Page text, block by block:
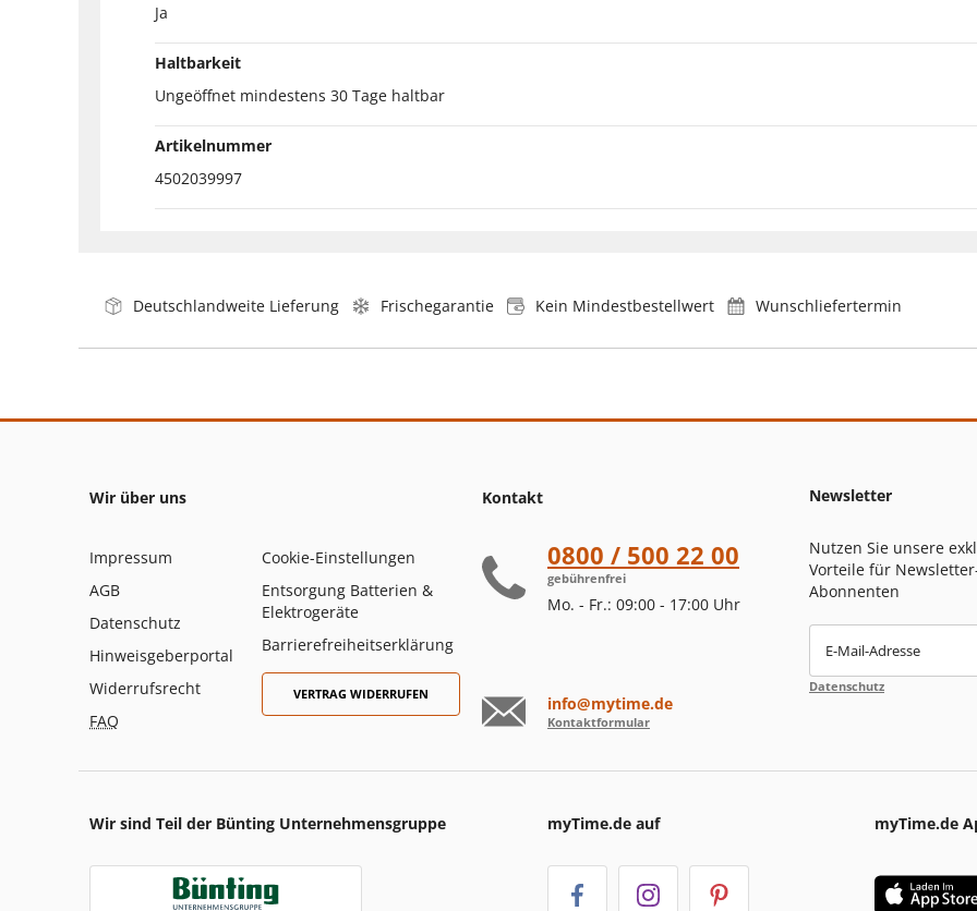
Ja
Haltbarkeit
Ungeöffnet mindestens 30 Tage haltbar
Artikelnummer
4502039997
Deutschlandweite Lieferung Frischegarantie Kein Mindestbestellwert Wunschliefertermin
Wir über uns
Impressum
AGB
Datenschutz
Hinweisgeberportal
Widerrufsrecht
FAQ
Cookie-Einstellungen
Entsorgung Batterien &
Elektrogeräte
Barrierefreiheitserklärung
VERTRAG WIDERRUFEN
Kontakt
0800 / 500 22 00
gebührenfrei
Mo. - Fr.: 09:00 - 17:00 Uhr
info@mytime.de
Kontaktformular
Newsletter
Nutzen Sie unsere
Vorteile für
Abonnenten
E-Mail-Adresse
Datenschutz
Wir sind Teil der Bünting Unternehmensgruppe myTime.de auf myTime.de